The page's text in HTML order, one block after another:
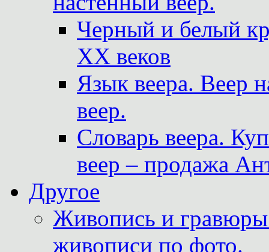
Черный и белый
XX веков
Язык веера. Веер
веер.
Словарь веера.
веер – продажа
Другое
Живопись и
живописи по фото.